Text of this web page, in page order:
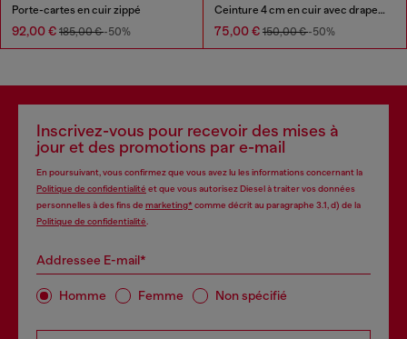
Porte-cartes en cuir zippé
92,00 € 185,00 €-50%
Ceinture 4 cm en cuir avec drapeau à logo de la cinquième poche
75,00 € 150,00 €-50%
Inscrivez-vous pour recevoir des mises à
jour et des promotions par e-mail
En poursuivant, vous confirmez que vous avez lu les informations concernant la
Politique de confidentialité et que vous autorisez Diesel à traiter vos données
personnelles à des fins de marketing*comme décrit au paragraphe 3.1, d) de la
Politique de confidentialité
Addressee E-mail*
Homme Femme Non spécifié